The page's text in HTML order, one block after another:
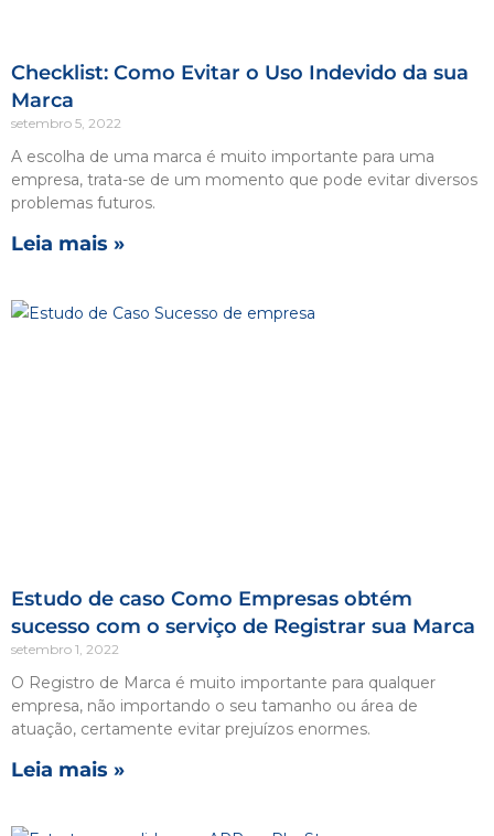
Checklist: Como Evitar o Uso Indevido da sua
Marca
setembro 5, 2022
A escolha de uma marca é muito importante para uma
empresa, trata-se de um momento que pode evitar diversos
problemas futuros.
Leia mais »
Estudo de caso Como Empresas obtém
sucesso com o serviço de Registrar sua Marca
setembro 1, 2022
O Registro de Marca é muito importante para qualquer
empresa, não importando o seu tamanho ou área de
atuação, certamente evitar prejuízos enormes.
Leia mais »